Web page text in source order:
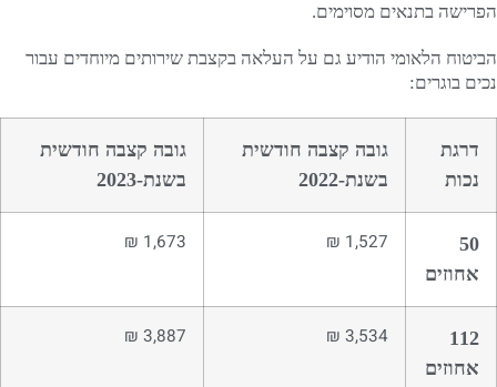
הפרישה בתנאים מסוימים.
הביטוח הלאומי הודיע גם על העלאה בקצבת שירותים מיוחדים עבור
נכים בוגרים:
דרגת
נכות
גובה קצבה חודשית
בשנת-2022
גובה קצבה חודשית
בשנת-2023
50
אחוזים
1,527 ₪
1,673 ₪
112
אחוזים
3,534 ₪
3,887 ₪